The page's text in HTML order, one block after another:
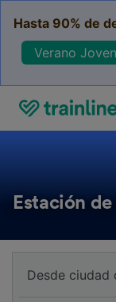
Hasta 90% de
Verano
Estación